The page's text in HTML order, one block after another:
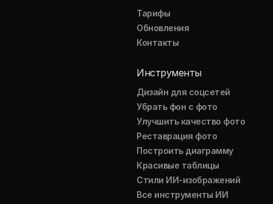
Тарифы
Обновления
Контакты
Инструменты
Дизайн для соцсетей
Убрать фон с фото
Улучшить качество фото
Реставрация фото
Построить диаграмму
Красивые таблицы
Стили ИИ-изображений
Все инструменты ИИ